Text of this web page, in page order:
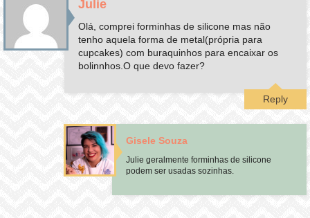
Julie
Olá, comprei forminhas de silicone mas não
tenho aquela forma de metal(própria para
cupcakes) com buraquinhos para encaixar os
bolinnhos.O que devo fazer?
Reply
Gisele Souza
Julie geralmente forminhas de silicone
podem ser usadas sozinhas.